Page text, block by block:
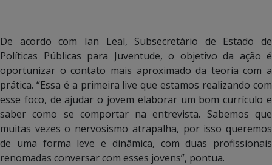
De acordo com Ian Leal, Subsecretário de Estado de
Políticas Públicas para Juventude, o objetivo da ação é
oportunizar o contato mais aproximado da teoria com a
prática. “Essa é a primeira live que estamos realizando com
esse foco, de ajudar o jovem elaborar um bom currículo e
saber como se comportar na entrevista. Sabemos que
muitas vezes o nervosismo atrapalha, por isso queremos
de uma forma leve e dinâmica, com duas profissionais
renomadas conversar com esses jovens”, pontua.